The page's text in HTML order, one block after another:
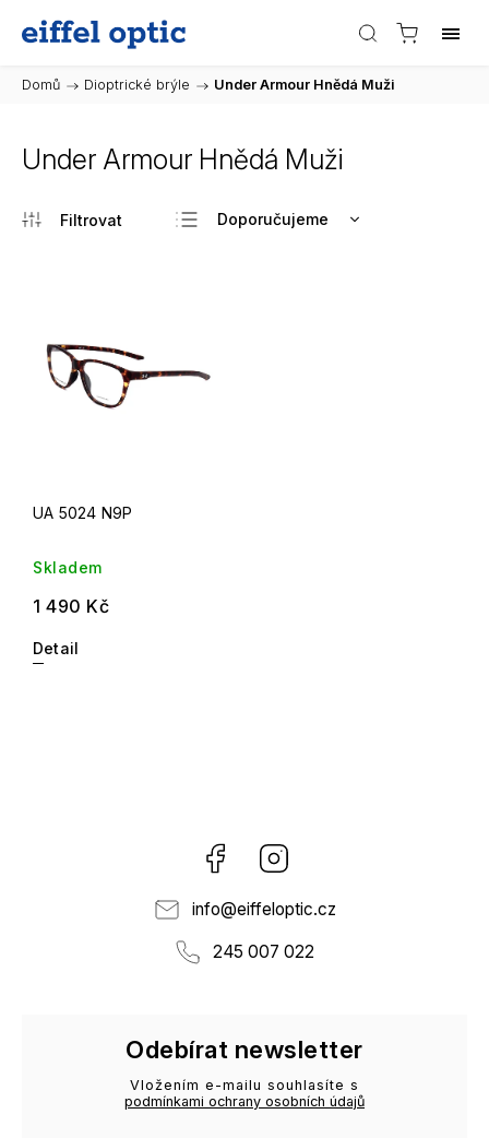
Domů / Dioptrické brýle / Under Armour Hnědá Muži
Under Armour Hnědá Muži
Doporučujeme
UA 5024 N9P
Skladem
1 490 Kč
Detail
Facebook
info@eiffeloptic.cz
245 007 022
Odebírat newsletter
Vložením e-mailu souhlasíte s
podmínkami ochrany osobních údajů